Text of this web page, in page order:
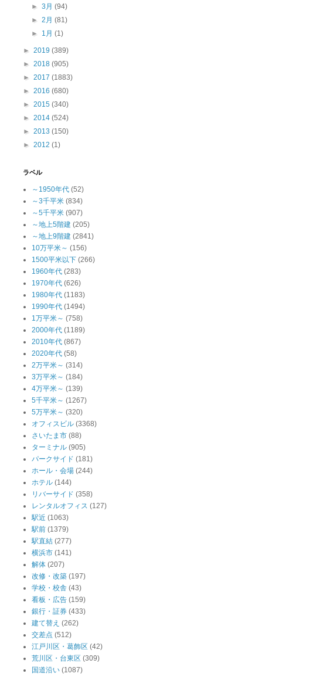
►3月(94)
►2月(81)
► 1月(1)
► 2019 (389)
► 2018 (905)
► 2017 (1883)
► 2016 (680)
► 2015 (340)
► 2014 (524)
► 2013 (150)
► 2012 (1)
ラベル
～1950年代 (52)
～3千平米 (834)
～5千平米 (907)
～地上5階建 (205)
～地上9階建 (2841)
10万平米～ (156)
1500平米以下 (266)
1960年代 (283)
1970年代 (626)
1980年代 (1183)
1990年代 (1494)
1万平米～ (758)
2000年代 (1189)
2010年代 (867)
2020年代 (58)
2万平米～ (314)
3万平米～ (184)
4万平米～ (139)
5千平米～ (1267)
5万平米～ (320)
オフィスビル (3368)
さいたま市 (88)
ターミナル (905)
パークサイド (181)
ホール・会場 (244)
ホテル (144)
リバーサイド (358)
レンタルオフィス (127)
駅近 (1063)
駅前 (1379)
駅直結 (277)
横浜市 (141)
解体 (207)
改修・改築 (197)
学校・校舎 (43)
看板・広告 (159)
銀行・証券 (433)
建て替え (262)
交差点 (512)
江戸川区・葛飾区 (42)
荒川区・台東区 (309)
国道沿い (1087)